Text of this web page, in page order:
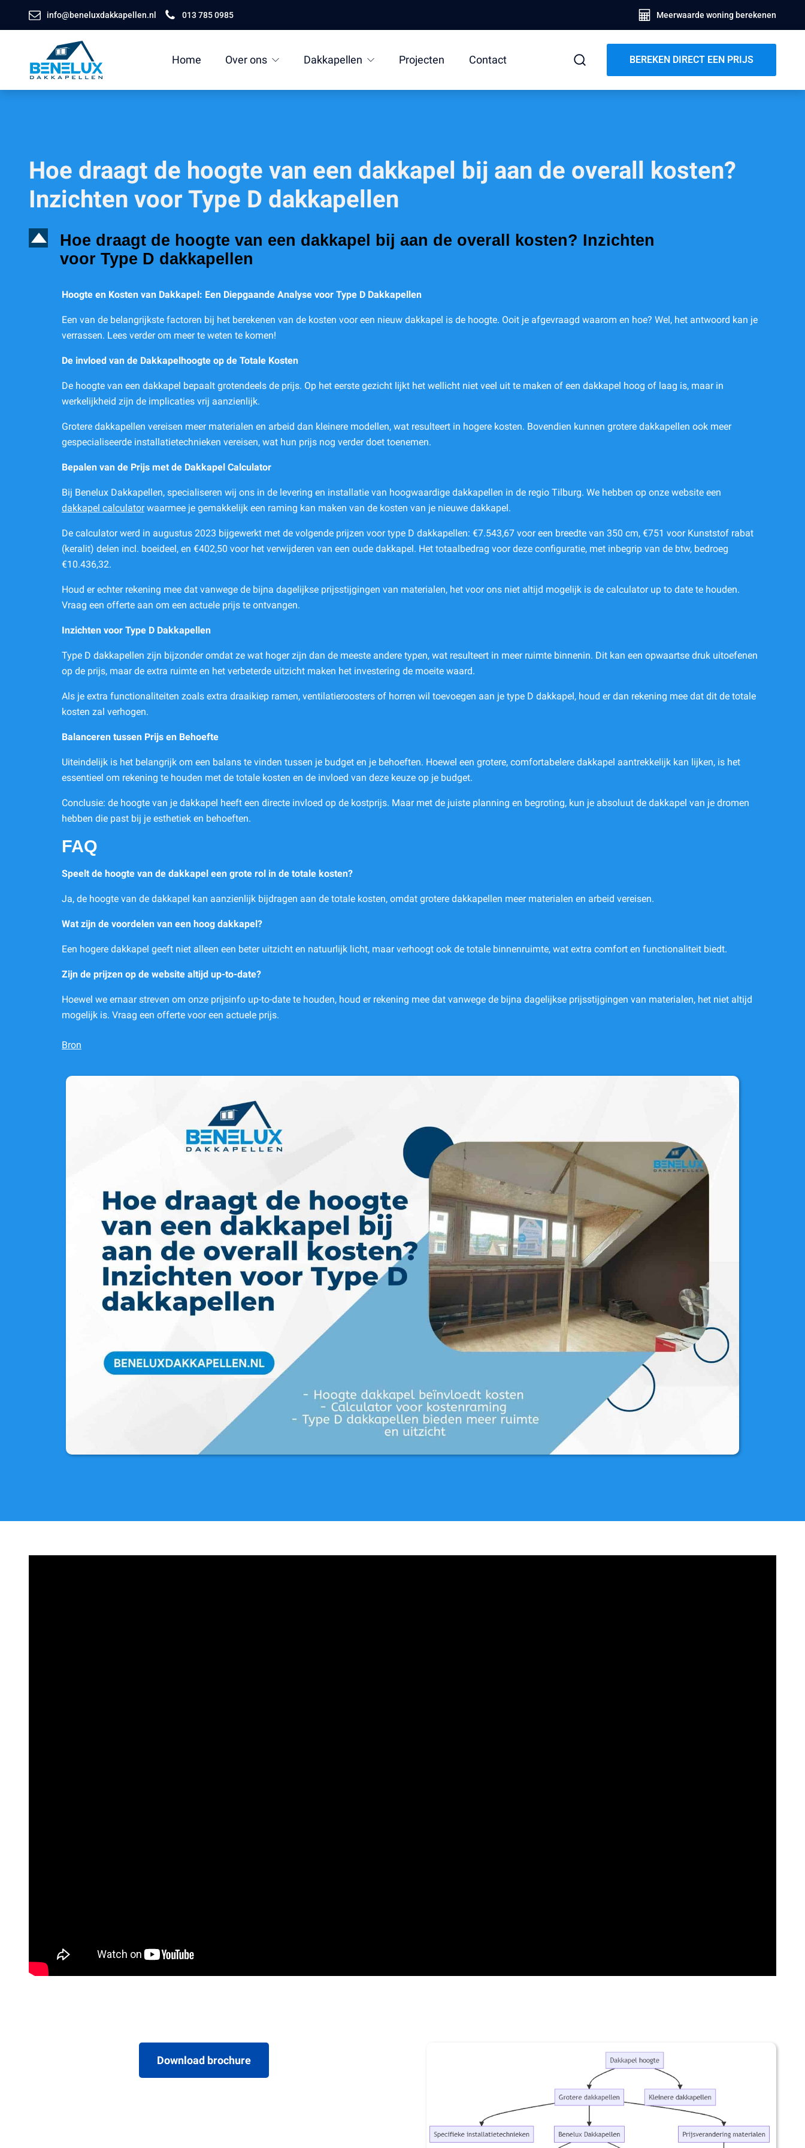
info@beneluxdakkapellen.nl 013 785 0985 Meerwaarde woning berekenen
Home Over ons Dakkapellen Projecten Contact BEREKEN DIRECT EEN PRIJS
Hoe draagt de hoogte van een dakkapel bij aan de overall kosten?
Inzichten voor Type D dakkapellen
D
Hoe draagt de hoogte van een dakkapel bij aan de overall kosten? Inzichten
voor Type D dakkapellen
Hoogte en Kosten van Dakkapel: Een Diepgaande Analyse voor Type D Dakkapellen
Een van de belangrijkste factoren bij het berekenen van de kosten voor een nieuw dakkapel is de hoogte. Ooit je afgevraagd waarom en hoe? Wel, het antwoord kan je
verrassen. Lees verder om meer te weten te komen!
De invloed van de Dakkapelhoogte op de Totale Kosten
De hoogte van een dakkapel bepaalt grotendeels de prijs. Op het eerste gezicht lijkt het wellicht niet veel uit te maken of een dakkapel hoog of laag is, maar in
werkelijkheid zijn de implicaties vrij aanzienlijk.
Grotere dakkapellen vereisen meer materialen en arbeid dan kleinere modellen, wat resulteert in hogere kosten. Bovendien kunnen grotere dakkapellen ook meer
gespecialiseerde installatietechnieken vereisen, wat hun prijs nog verder doet toenemen.
Bepalen van de Prijs met de Dakkapel Calculator
Bij Benelux Dakkapellen, specialiseren wij ons in de levering en installatie van hoogwaardige dakkapellen in de regio Tilburg. We hebben op onze website een
dakkapel calculatorwaarmee je gemakkelijk een raming kan maken van de kosten van je nieuwe dakkapel.
De calculator werd in augustus 2023 bijgewerkt met de volgende prijzen voor type D dakkapellen: €7.543,67 voor een breedte van 350 cm, €751 voor Kunststof rabat
(keralit) delen incl. boeideel, en €402,50 voor het verwijderen van een oude dakkapel. Het totaalbedrag voor deze configuratie, met inbegrip van de btw, bedroeg
€10.436,32.
Houd er echter rekening mee dat vanwege de bijna dagelijkse prijsstijgingen van materialen, het voor ons niet altijd mogelijk is de calculator up to date te houden.
Vraag een offerte aan om een actuele prijs te ontvangen.
Inzichten voor Type D Dakkapellen
Type D dakkapellen zijn bijzonder omdat ze wat hoger zijn dan de meeste andere typen, wat resulteert in meer ruimte binnenin. Dit kan een opwaartse druk uitoefenen
op de prijs, maar de extra ruimte en het verbeterde uitzicht maken het investering de moeite waard.
Als je extra functionaliteiten zoals extra draaikiep ramen, ventilatieroosters of horren wil toevoegen aan je type D dakkapel, houd er dan rekening mee dat dit de totale
kosten zal verhogen.
Balanceren tussen Prijs en Behoefte
Uiteindelijk is het belangrijk om een balans te vinden tussen je budget en je behoeften. Hoewel een grotere, comfortabelere dakkapel aantrekkelijk kan lijken, is het
essentieel om rekening te houden met de totale kosten en de invloed van deze keuze op je budget.
Conclusie: de hoogte van je dakkapel heeft een directe invloed op de kostprijs. Maar met de juiste planning en begroting, kun je absoluut de dakkapel van je dromen
hebben die past bij je esthetiek en behoeften.
FAQ
Speelt de hoogte van de dakkapel een grote rol in de totale kosten?
Ja, de hoogte van de dakkapel kan aanzienlijk bijdragen aan de totale kosten, omdat grotere dakkapellen meer materialen en arbeid vereisen.
Wat zijn de voordelen van een hoog dakkapel?
Een hogere dakkapel geeft niet alleen een beter uitzicht en natuurlijk licht, maar verhoogt ook de totale binnenruimte, wat extra comfort en functionaliteit biedt.
Zijn de prijzen op de website altijd up-to-date?
Hoewel we ernaar streven om onze prijsinfo up-to-date te houden, houd er rekening mee dat vanwege de bijna dagelijkse prijsstijgingen van materialen, het niet altijd
mogelijk is. Vraag een offerte voor een actuele prijs.
Bron
Download brochure